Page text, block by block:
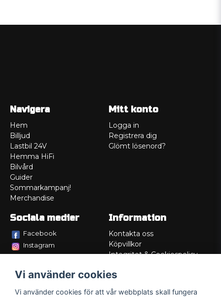
Navigera
Hem
Billjud
Lastbil 24V
Hemma HiFi
Bilvård
Guider
Sommarkampanj!
Merchandise
Mitt konto
Logga in
Registrera dig
Glömt lösenord?
Sociala medier
Facebook
Instagram
Information
Kontakta oss
Köpvillkor
Integritet & Cookiespolicy
Service/Garanti
Lådritning
Vi använder cookies
Vi använder cookies för att vår webbplats skall fungera